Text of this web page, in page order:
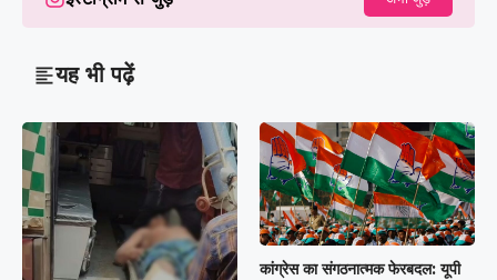
यह भी पढ़ें
कांग्रेस का संगठनात्मक फेरबदल: यूपी